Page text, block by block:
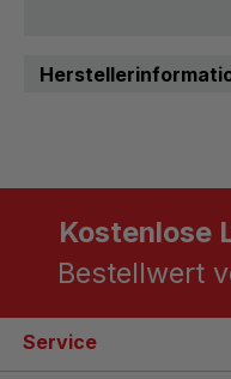
Kostenlose
Bestellwert
Service